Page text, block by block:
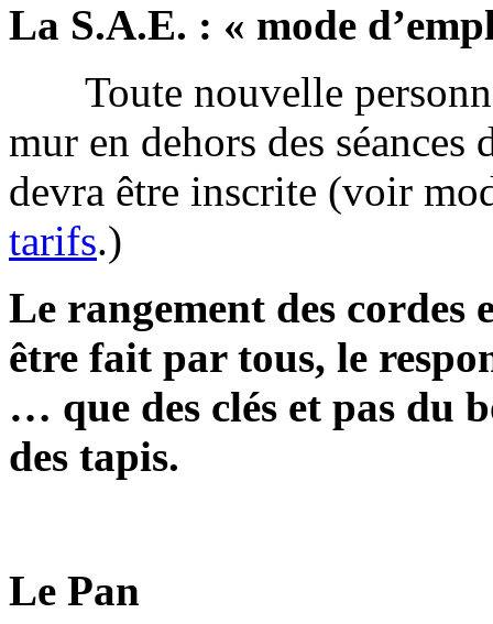
La S.A.E. : « mode
Toute nouvelle
mur en dehors des séances
devra être inscrite (voir
tarifs.)
Le rangement des cordes
être fait par tous, le
… que des clés et pas du
des tapis.
Le Pan